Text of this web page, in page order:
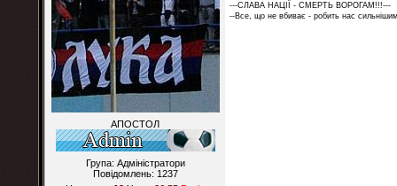
АПОСТОЛ
Група: Адміністратори
Повідомлень: 1237
---СЛАВА НАЦІЇ - СМЕРТЬ ВОРОГАМ!!!---
--Все, що не вбиває - робить нас